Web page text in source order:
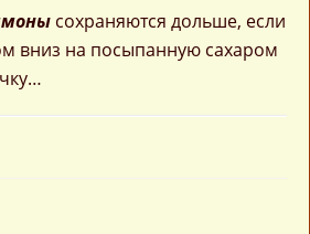
сохраняются дольше, если
вниз на посыпанную сахаром